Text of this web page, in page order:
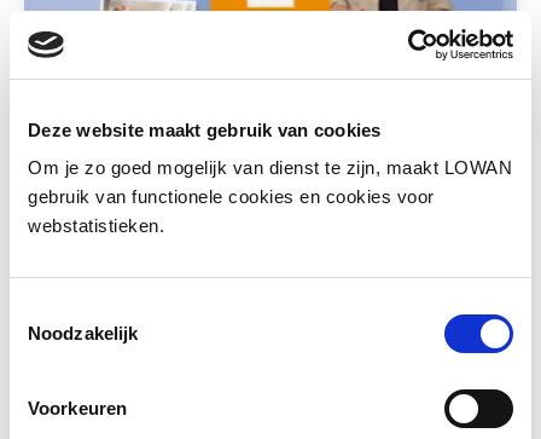
Deze website maakt gebruik van cookies
Om je zo goed mogelijk van dienst te zijn, maakt LOWAN
gebruik van functionele cookies en cookies voor
webstatistieken.
Noodzakelijk
Voorkeuren
Module 2 De didactiek als handvat
Hoe zorg je ervoor dat je in je eigen
lespraktijk op een effectieve manier aan de
deze module maak je kennis met drie